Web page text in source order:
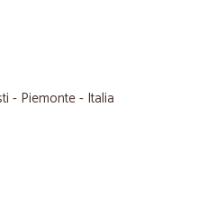
- Piemonte - Italia